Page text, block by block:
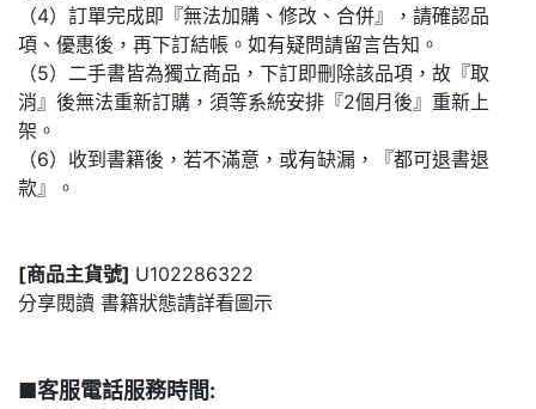
（4）訂單完成即『無法加購、修改、合併』，請確認品
項、優惠後，再下訂結帳。如有疑問請留言告知。
（5）二手書皆為獨立商品，下訂即刪除該品項，故『取
消』後無法重新訂購，須等系統安排『2個月後』重新上
架。
（6）收到書籍後，若不滿意，或有缺漏，『都可退書退
款』。
[商品主貨號] U102286322
分享閱讀 書籍狀態請詳看圖示
■客服電話服務時間: